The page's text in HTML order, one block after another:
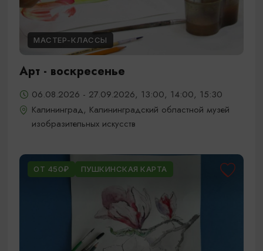
МАСТЕР-КЛАССЫ
Арт - воскресенье
06.08.2026 - 27.09.2026, 13:00, 14:00, 15:30
Калининград, Калининградский областной музей
изобразительных искусств
ОТ 450₽ ПУШКИНСКАЯ КАРТА